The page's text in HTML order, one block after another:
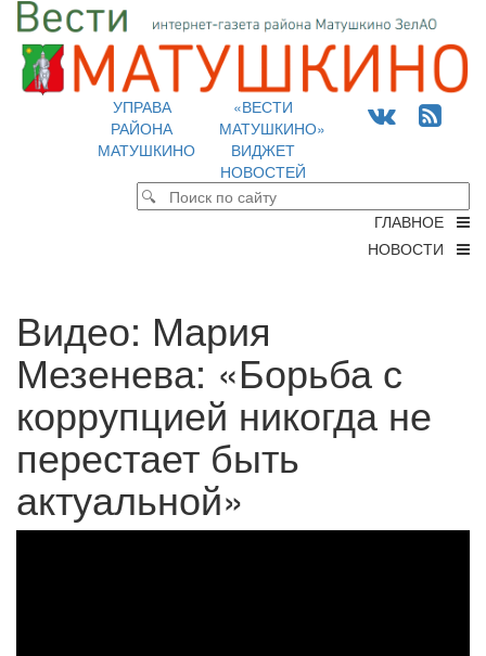
УПРАВА
РАЙОНА
МАТУШКИНО
«ВЕСТИ
МАТУШКИНО»
ВИДЖЕТ
НОВОСТЕЙ
ГЛАВНОЕ
НОВОСТИ
Видео: Мария
Мезенева: «Борьба с
коррупцией никогда не
перестает быть
актуальной»